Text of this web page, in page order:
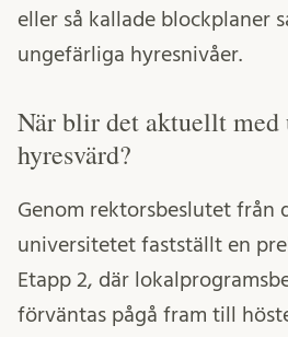
eller så kallade blockplaner
ungefärliga hyresnivåer.
När blir det aktuellt med
hyresvärd?
Genom rektorsbeslutet från
universitetet fastställt en
Etapp 2, där
förväntas pågå fram till